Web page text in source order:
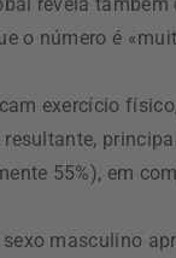
o número é
exercício
resultante,
55%), em
masculino